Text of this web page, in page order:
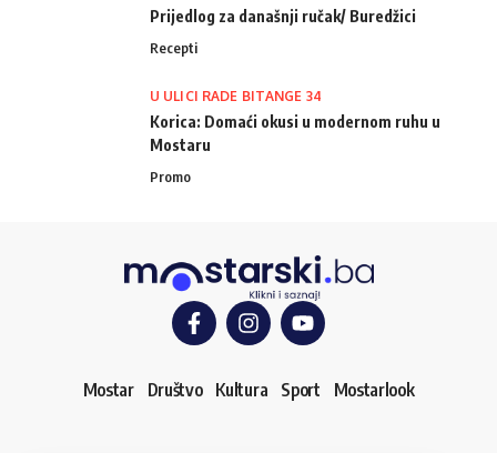
Prijedlog za današnji ručak/ Buredžici
Recepti
U ULICI RADE BITANGE 34
Korica: Domaći okusi u modernom ruhu u
Mostaru
Promo
Mostar Društvo Kultura Sport Mostarlook